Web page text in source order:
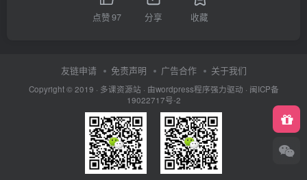
点赞97 分享 收藏
友链申请 免责声明 广告合作 关于我们
Copyright © 2019 · 多课资源站 · 由wordpress程序强力驱动 · 闽ICP备
19022717号-2